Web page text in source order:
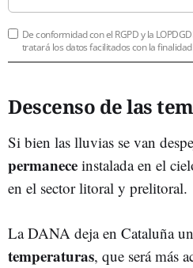
De conformidad con el RGPD y la
tratará los datos facilitados con la
Descenso de las
Si bien las lluvias se van
permanece instalada en el
en el sector litoral y prelitoral.
La DANA deja en Cataluña un
temperaturas, que será más